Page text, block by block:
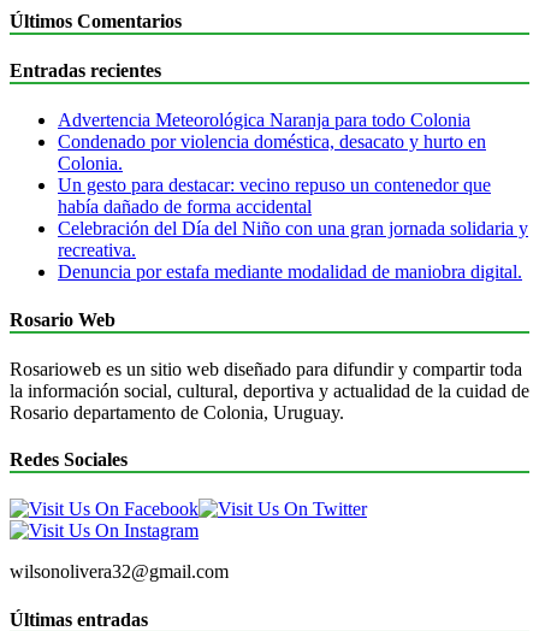
Últimos Comentarios
Entradas recientes
Advertencia Meteorológica Naranja para todo Colonia
Condenado por violencia doméstica, desacato y hurto en
Colonia.
Un gesto para destacar: vecino repuso un contenedor que
había dañado de forma accidental
Celebración del Día del Niño con una gran jornada solidaria y
recreativa.
Denuncia por estafa mediante modalidad de maniobra digital.
Rosario Web
Rosarioweb es un sitio web diseñado para difundir y compartir toda
la información social, cultural, deportiva y actualidad de la cuidad de
Rosario departamento de Colonia, Uruguay.
Redes Sociales
wilsonolivera32@gmail.com
Últimas entradas